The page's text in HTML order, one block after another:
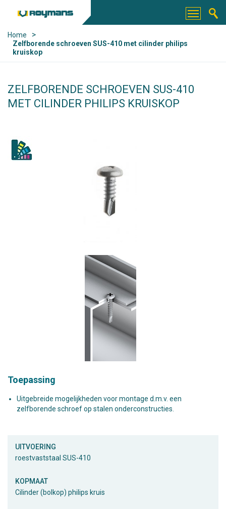
Home >
Zelfborende schroeven SUS-410 met cilinder philips
kruiskop
ZELFBORENDE SCHROEVEN SUS-410
MET CILINDER PHILIPS KRUISKOP
Toepassing
Uitgebreide mogelijkheden voor montage d.m.v. een
zelfborende schroef op stalen onderconstructies.
UITVOERING
roestvaststaal SUS-410
KOPMAAT
Cilinder (bolkop) philips kruis